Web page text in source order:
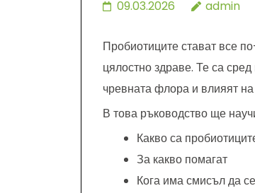
09.03.2026 admin
Пробиотиците стават все
цялостно здраве. Те са
чревната флора и влияят
В това ръководство ще
Какво са
За какво помагат
Кога има смисъл да